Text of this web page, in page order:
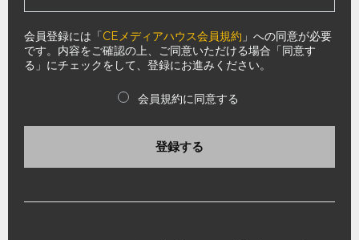
会員登録には「CEメディアハウス会員規約 」への同意が必要
です。内容をご確認の上、ご同意いただける場合「同意す
る」にチェックをして、登録にお進みください。
会員規約に同意する
登録する